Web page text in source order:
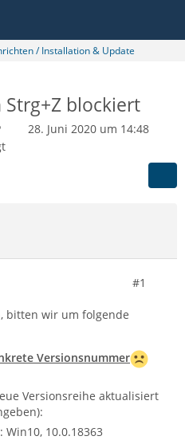
/ Installation & Update
blockiert
28. Juni 2020 um 14:48
#1
bitten wir um folgende
Versionsnummer
Versionsreihe aktualisiert
10.0.18363